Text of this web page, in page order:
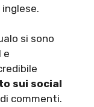
si sono
e
sui social
commenti.